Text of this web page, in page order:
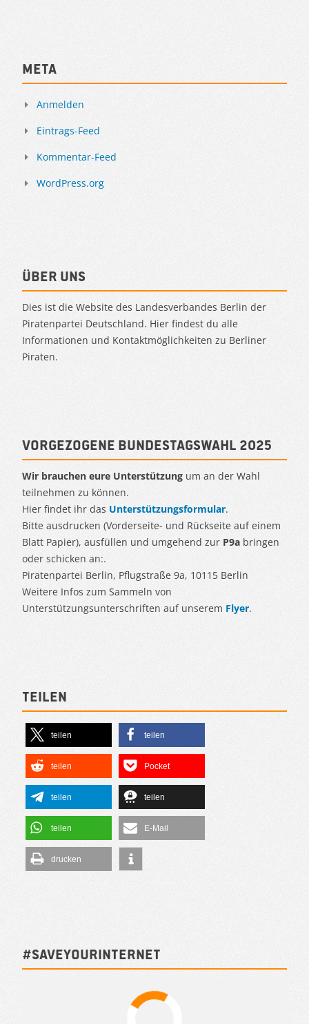
Meta
Anmelden
Eintrags-Feed
Kommentar-Feed
WordPress.org
Über uns
Dies ist die Website des Landesverbandes Berlin der
Piratenpartei Deutschland. Hier findest du alle
Informationen und Kontaktmöglichkeiten zu Berliner
Piraten.
Vorgezogene Bundestagswahl 2025
Wir brauchen eure Unterstützung um an der Wahl
teilnehmen zu können.
Hier findet ihr das Unterstützungsformular.
Bitte ausdrucken (Vorderseite- und Rückseite auf einem
Blatt Papier), ausfüllen und umgehend zur P9a bringen
oder schicken an:.
Piratenpartei Berlin, Pflugstraße 9a, 10115 Berlin
Weitere Infos zum Sammeln von
Unterstützungsunterschriften auf unserem Flyer.
Teilen
teilen teilen
teilen Pocket
teilen teilen
teilen E-Mail
drucken
#SAVEYOURINTERNET